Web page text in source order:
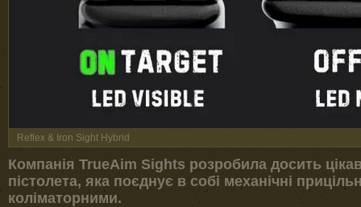
Reflex & Iron Sight Hybrid
Компанія TrueAim Sights розробила досить
пістолета, яка поєднує в собі механічні
коліматорними.